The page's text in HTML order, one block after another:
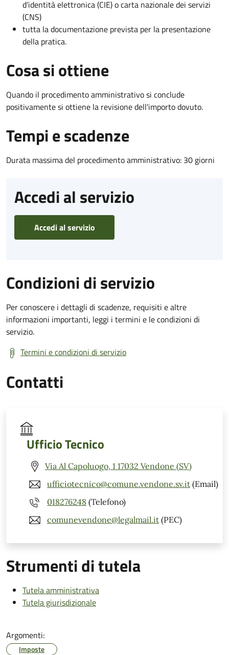
d’identità elettronica (CIE) o carta nazionale dei servizi
(CNS)
tutta la documentazione prevista per la presentazione
della pratica.
Cosa si ottiene
Quando il procedimento amministrativo si conclude
positivamente si ottiene la revisione dell'importo dovuto.
Tempi e scadenze
Durata massima del procedimento amministrativo: 30 giorni
Accedi al servizio
Accedi al servizio
Condizioni di servizio
Per conoscere i dettagli di scadenze, requisiti e altre
informazioni importanti, leggi i termini e le condizioni di
servizio.
Termini e condizioni di servizio
Contatti
Ufficio Tecnico
Via Al Capoluogo, 1 17032 Vendone (SV)
ufficiotecnico@comune.vendone.sv.it (Email)
018276248 (Telefono)
comunevendone@legalmail.it (PEC)
Strumenti di tutela
Tutela amministrativa
Tutela giurisdizionale
Argomenti:
Imposte